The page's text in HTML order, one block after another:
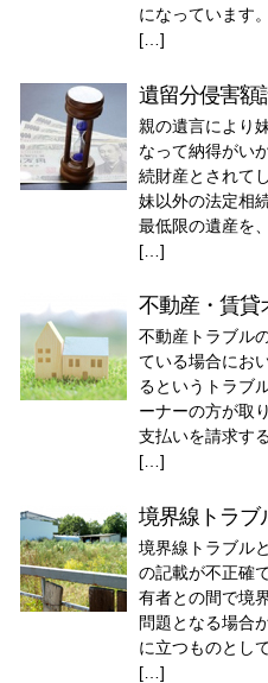
になっています
[…]
遺留分侵害額
親の遺言により
なって納得がい
続財産とされて
妹以外の法定相
最低限の遺産を
[…]
不動産・賃貸
不動産トラブル
ている場合にお
るというトラブ
ーナーの方が取
支払いを請求す
[…]
境界線トラブ
境界線トラブル
の記載が不正確
有者との間で境
問題となる場合
に立つものとし
[…]